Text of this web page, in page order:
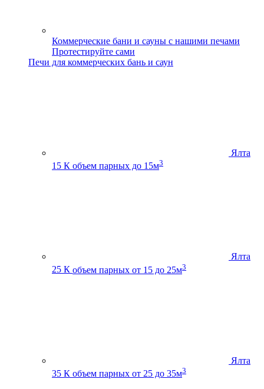
Коммерческие бани и сауны с нашими печами
Протестируйте сами
Печи для коммерческих бань и саун
Ялта
15 К объем парных до 15м3
Ялта
25 К объем парных от 15 до 25м3
Ялта
35 К объем парных от 25 до 35м3